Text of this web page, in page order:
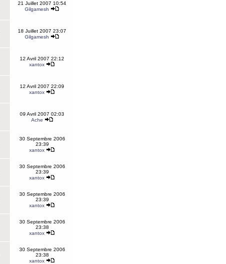
21 Juillet 2007 10:54
Gilgamesh
18 Juillet 2007 23:07
Gilgamesh
12 Avril 2007 22:12
xantox
12 Avril 2007 22:09
xantox
09 Avril 2007 02:03
Ache
30 Septembre 2006
23:39
xantox
30 Septembre 2006
23:39
xantox
30 Septembre 2006
23:39
xantox
30 Septembre 2006
23:38
xantox
30 Septembre 2006
23:38
xantox